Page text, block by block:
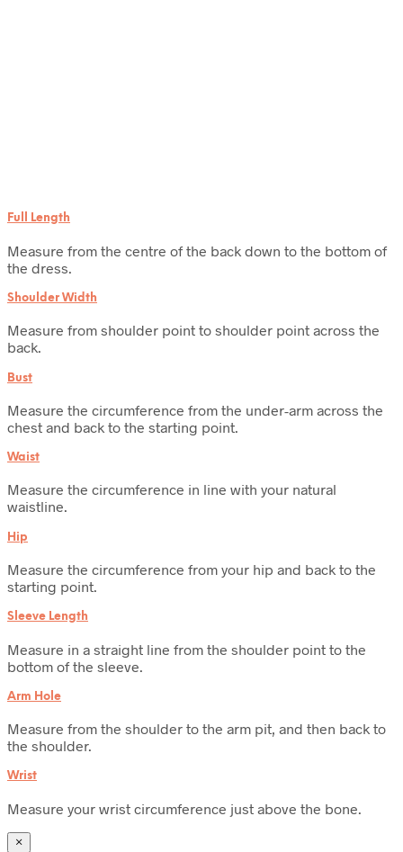
Full Length
Measure from the centre of the back down to the bottom of
the dress.
Shoulder Width
Measure from shoulder point to shoulder point across the
back.
Bust
Measure the circumference from the under-arm across the
chest and back to the starting point.
Waist
Measure the circumference in line with your natural
waistline.
Hip
Measure the circumference from your hip and back to the
starting point.
Sleeve Length
Measure in a straight line from the shoulder point to the
bottom of the sleeve.
Arm Hole
Measure from the shoulder to the arm pit, and then back to
the shoulder.
Wrist
Measure your wrist circumference just above the bone.
×